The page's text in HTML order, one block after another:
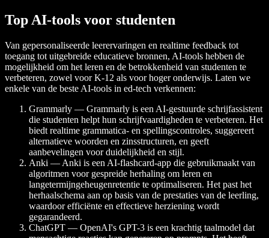
Top AI-tools voor studenten
Van gepersonaliseerde leerervaringen en realtime feedback tot
toegang tot uitgebreide educatieve bronnen, AI-tools hebben de
mogelijkheid om het leren en de betrokkenheid van studenten te
verbeteren, zowel voor K-12 als voor hoger onderwijs. Laten we
enkele van de beste AI-tools in ed-tech verkennen:
Grammarly — Grammarly is een AI-gestuurde schrijfassistent
die studenten helpt hun schrijfvaardigheden te verbeteren. Het
biedt realtime grammatica- en spellingscontroles, suggereert
alternatieve woorden en zinsstructuren, en geeft
aanbevelingen voor duidelijkheid en stijl.
Anki — Anki is een AI-flashcard-app die gebruikmaakt van
algoritmen voor gespreide herhaling om leren en
langetermijngeheugenretentie te optimaliseren. Het past het
herhaalschema aan op basis van de prestaties van de leerling,
waardoor efficiënte en effectieve herziening wordt
gegarandeerd.
ChatGPT — OpenAI's GPT-3 is een krachtig taalmodel dat